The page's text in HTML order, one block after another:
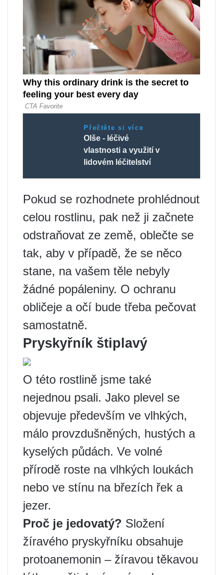
Přečtěte si více
Olše - léčivé
vlastnosti a využití v
lidovém léčitelství
Pokud se rozhodnete prohlédnout
celou rostlinu, pak než ji začnete
odstraňovat ze země, oblečte se
tak, aby v případě, že se něco
stane, na vašem těle nebyly
žádné popáleniny. O ochranu
obličeje a očí bude třeba pečovat
samostatně.
Pryskyřník štiplavý
O této rostlině jsme také
nejednou psali. Jako plevel se
objevuje především ve vlhkých,
málo provzdušněných, hustých a
kyselých půdách. Ve volné
přírodě roste na vlhkých loukách
nebo ve stínu na březích řek a
jezer.
Proč je jedovatý? Složení
žíravého pryskyřníku obsahuje
protoanemonin – žíravou těkavou